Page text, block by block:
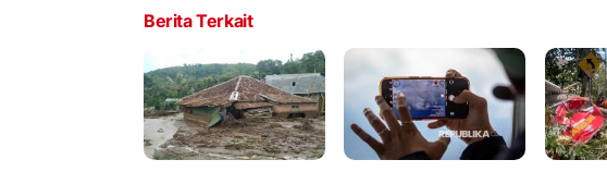
Berita Terkait